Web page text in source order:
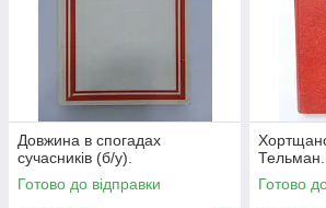
Довжина в спогадах
сучасників (б/у).
Готово до відправки
Тельман.
Готово